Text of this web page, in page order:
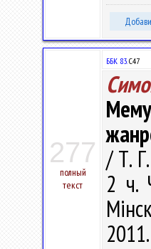
277
полный
текст
ББК 83.С47
/ Т.
2 ч.